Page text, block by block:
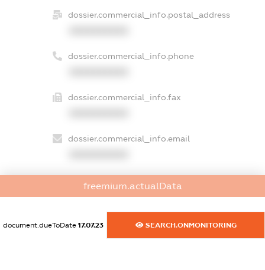
dossier.commercial_info.postal_address
dossier.commercial_info.phone
dossier.commercial_info.fax
dossier.commercial_info.email
XXXXXXXXXX
dossier.commercial_info.activity
XXXXXXXXXX
freemium.actualData
document.dueToDate 17.07.23 SEARCH.ONMONITORING